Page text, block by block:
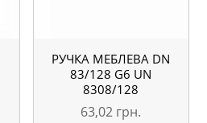
РУЧКА МЕБЛЕВА DN
83/128 G6 UN
8308/128
63,02 грн.